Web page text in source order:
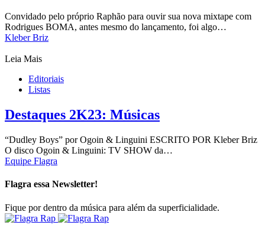
Convidado pelo próprio Raphão para ouvir sua nova mixtape com
Rodrigues BOMA, antes mesmo do lançamento, foi algo…
Kleber Briz
Leia Mais
Editoriais
Listas
Destaques 2K23: Músicas
“Dudley Boys” por Ogoin & Linguini ESCRITO POR Kleber Briz
O disco Ogoin & Linguini: TV SHOW da…
Equipe Flagra
Flagra essa Newsletter!
Fique por dentro da música para além da superficialidade.